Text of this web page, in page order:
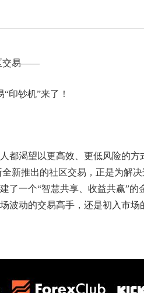
交易——
印钞机”来了！
都渴望以更高效、更低风险的
全新推出的社区交易，正是为
了一个“智慧共享、收益共赢”
波动的交易高手，还是初入市